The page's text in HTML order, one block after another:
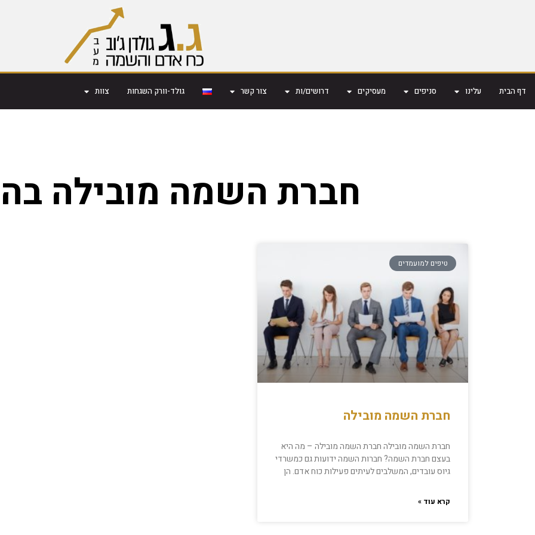
דף הבית עלינו סניפים מעסיקים דרושים/ות צור קשר גולד-וורק השגחות צוות
חברת השמה מובילה
טיפים למועמדים
חברת השמה מובילה
חברת השמה מובילה חברת השמה מובילה – מה היא
בעצם חברת השמה? חברות השמה ידועות גם כמשרדי
גיוס עובדים, המשלבים לעיתים פעילות כוח אדם. הן
קרא עוד »